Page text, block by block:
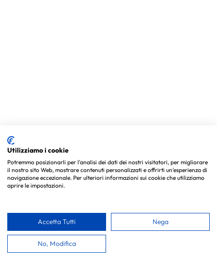
Utilizziamo i cookie
Potremmo posizionarli per l'analisi dei dati dei nostri visitatori, per migliorare
il nostro sito Web, mostrare contenuti personalizzati e offrirti un'esperienza di
navigazione eccezionale. Per ulteriori informazioni sui cookie che utilizziamo
aprire le impostazioni.
Accetta Tutti Nega
No, Modifica